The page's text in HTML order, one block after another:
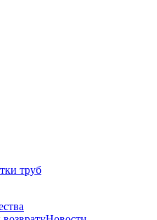
труб